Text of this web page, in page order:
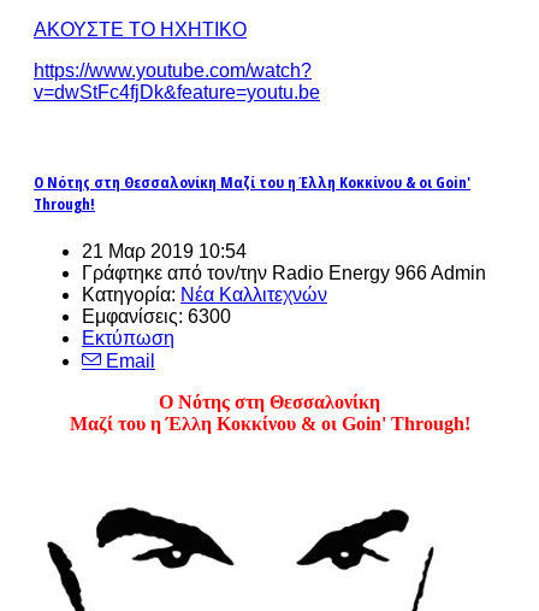
ΑΚΟΥΣΤΕ ΤΟ ΗΧΗΤΙΚΟ
https://www.youtube.com/watch?
v=dwStFc4fjDk&feature=youtu.be
Ο Νότης στη Θεσσαλονίκη Μαζί του η Έλλη Κοκκίνου & οι Goin'
Through!
21 Μαρ 2019 10:54
Γράφτηκε από τον/την Radio Energy 966 Admin
Κατηγορία: Νέα Καλλιτεχνών
Εμφανίσεις: 6300
Εκτύπωση
Email
Ο Νότης στη Θεσσαλονίκη
Μαζί του η Έλλη Κοκκίνου & οι Goin' Through!